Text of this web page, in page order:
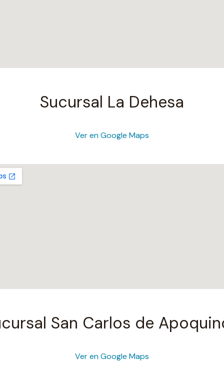
Sucursal La Dehesa
Ver en Google Maps
San Carlos de
Ver en Google Maps